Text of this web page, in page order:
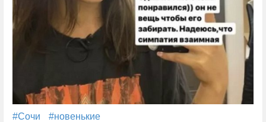
#Сочи #новенькие